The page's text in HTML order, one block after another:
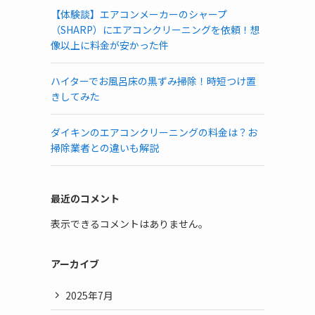
【体験談】エアコンメーカーのシャープ
（SHARP）にエアコンクリーニングを依頼！想
像以上に料金が安かった件
ハイターでお風呂床の黒ずみ掃除！時短つけ置
きしてみた
ダイキンのエアコンクリーニングの料金は？お
掃除業者との違いも解説
最近のコメント
表示できるコメントはありません。
アーカイブ
2025年7月